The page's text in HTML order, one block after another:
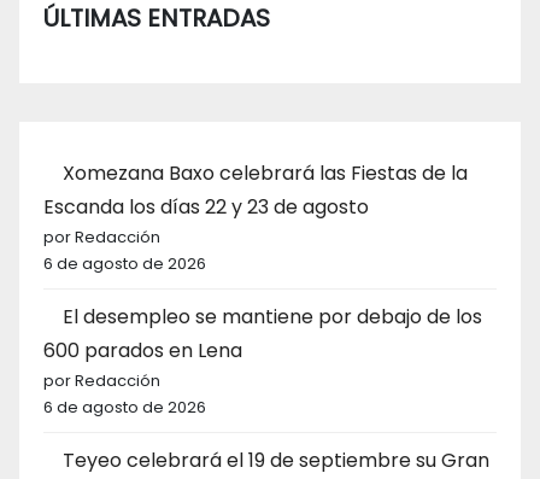
ÚLTIMAS ENTRADAS
Xomezana Baxo celebrará las Fiestas de la
Escanda los días 22 y 23 de agosto
por Redacción
6 de agosto de 2026
El desempleo se mantiene por debajo de los
600 parados en Lena
por Redacción
6 de agosto de 2026
Teyeo celebrará el 19 de septiembre su Gran